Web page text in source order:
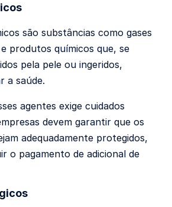
são substâncias como gases
produtos químicos que, se
pela pele ou ingeridos,
a saúde.
agentes exige cuidados
devem garantir que os
adequadamente protegidos,
o pagamento de adicional de